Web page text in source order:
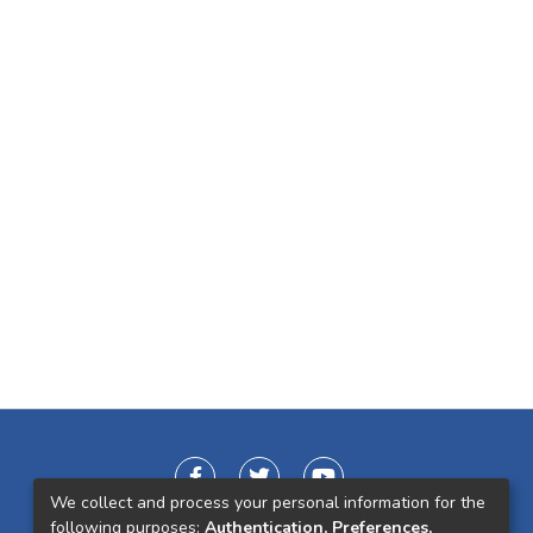
We collect and process your personal information for the
following purposes: Authentication, Preferences,